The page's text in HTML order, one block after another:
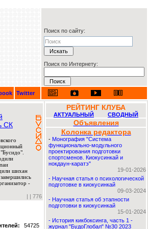
Поиск по сайту:
Поиск по Интернету:
Twitter
СК
шихан
-
| | 776
54725
РЕЙТИНГ КЛУБА
АКТУАЛЬНЫЙ СВОДНЫЙ
Объявления
Колонка редактора
- Монография "Система
функционально-модульного
проектирования подготовки
спортсменов. Киокусинкай и
нокдаун-каратэ"
19-01-2026
- Научная статья о психологической
подготовке в киокусинкай
09-03-2024
- Научная статья об этапности
подготовки в киокусинкай
15-01-2024
- История кикбоксинга, часть 1 -
журнал "БудоГлобал" №30 2023